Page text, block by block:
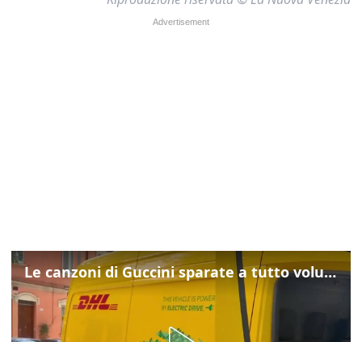
Le canzoni di Guccini sparate a tutto volume nella strada dove abitava